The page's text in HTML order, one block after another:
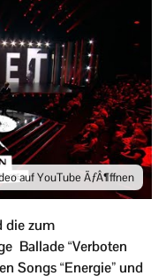
auf YouTube ÃƒÂ¶ffnen
die zum
Ballade “Verboten
Songs “Energie” und